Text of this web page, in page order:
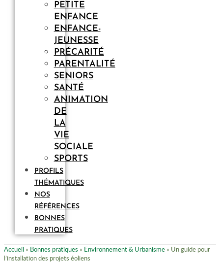
PETITE
ENFANCE
ENFANCE-
JEUNESSE
PRÉCARITÉ
PARENTALITÉ
SENIORS
SANTÉ
ANIMATION
DE
LA
VIE
SOCIALE
SPORTS
PROFILS
THÉMATIQUES
NOS
RÉFÉRENCES
BONNES
PRATIQUES
Accueil » Bonnes pratiques » Environnement & Urbanisme » Un guide pour
l’installation des projets éoliens